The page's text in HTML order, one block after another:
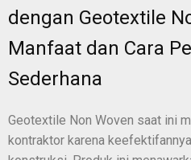
dengan Geotextile
Manfaat dan Cara
Sederhana
Geotextile Non Woven saat ini
kontraktor karena